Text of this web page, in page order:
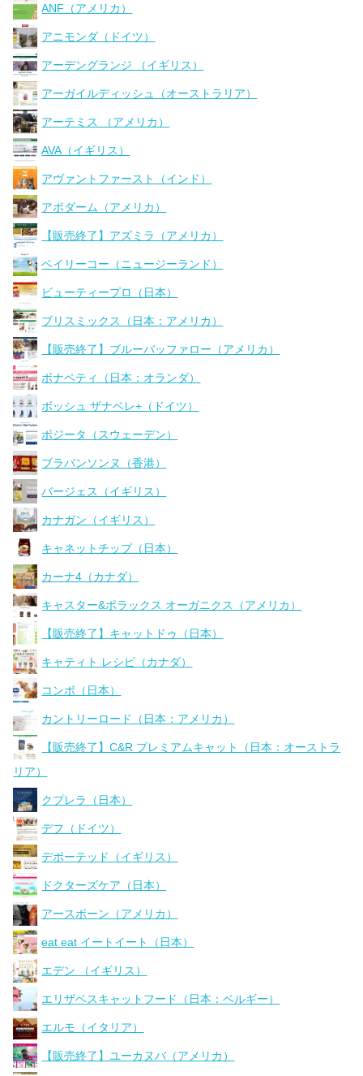
ANF（アメリカ）
アニモンダ（ドイツ）
アーデングランジ （イギリス）
アーガイルディッシュ（オーストラリア）
アーテミス （アメリカ）
AVA（イギリス）
アヴァントファースト（インド）
アボダーム（アメリカ）
【販売終了】アズミラ（アメリカ）
ベイリーコー（ニュージーランド）
ビューティープロ（日本）
ブリスミックス（日本：アメリカ）
【販売終了】ブルーバッファロー（アメリカ）
ボナペティ（日本：オランダ）
ボッシュ ザナベレ+（ドイツ）
ボジータ（スウェーデン）
ブラバンソンヌ（香港）
バージェス（イギリス）
カナガン（イギリス）
キャネットチップ（日本）
カーナ4（カナダ）
キャスター&ポラックス オーガニクス（アメリカ）
【販売終了】キャットドゥ（日本）
キャティト レシピ（カナダ）
コンボ（日本）
カントリーロード（日本：アメリカ）
【販売終了】C&R プレミアムキャット（日本：オーストラ
リア）
クプレラ（日本）
デフ（ドイツ）
デボーテッド（イギリス）
ドクターズケア（日本）
アースボーン（アメリカ）
eat eat イートイート（日本）
エデン （イギリス）
エリザベスキャットフード（日本：ベルギー）
エルモ（イタリア）
【販売終了】ユーカヌバ（アメリカ）